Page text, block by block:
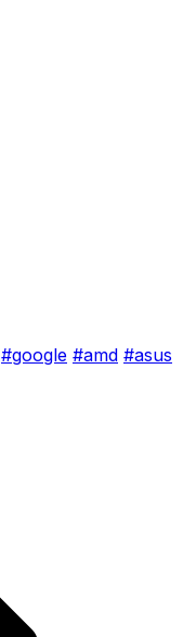
#google #amd #asus